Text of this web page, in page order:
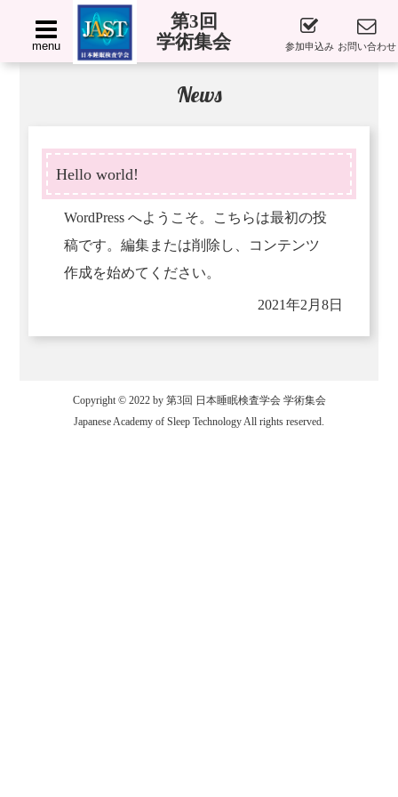
menu
第3回
学術集会
参加申込み お問い合わせ
News
Hello world!
WordPress へようこそ。こちらは最初の投
稿です。編集または削除し、コンテンツ
作成を始めてください。
2021年2月8日
Copyright © 2022 by 第3回 日本睡眠検査学会 学術集会
Japanese Academy of Sleep Technology All rights reserved.